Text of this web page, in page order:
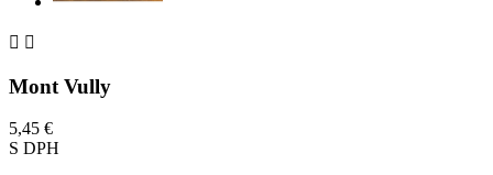
 
Mont Vully
5,45 €
S DPH